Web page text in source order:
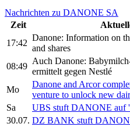
Nachrichten zu DANONE SA
Zeit
17:42
Danone: Information on
and shares
08:49
Auch Danone:
ermittelt gegen Nestlé
Mo
Danone and Arcor
venture to unlock new
Sa
UBS stuft DANONE auf
30.07. DZ BANK stuft